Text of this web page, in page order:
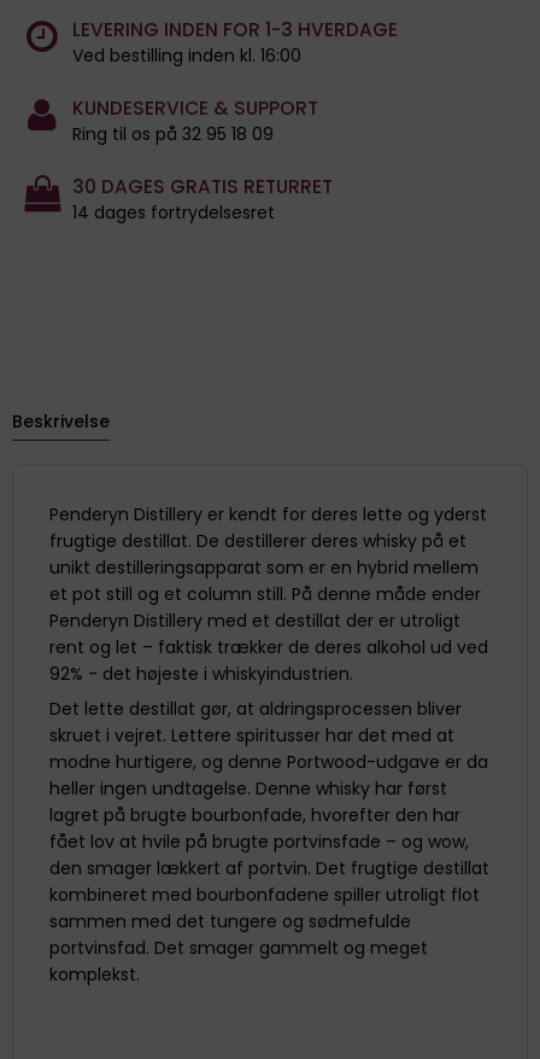
LEVERING INDEN FOR 1-3 HVERDAGE
Ved bestilling inden kl. 16:00
KUNDESERVICE & SUPPORT
Ring til os på 32 95 18 09
30 DAGES GRATIS RETURRET
14 dages fortrydelsesret
Beskrivelse
Penderyn Distillery er kendt for deres lette og yderst
frugtige destillat. De destillerer deres whisky på et
unikt destilleringsapparat som er en hybrid mellem
et pot still og et column still. På denne måde ender
Penderyn Distillery med et destillat der er utroligt
rent og let – faktisk trækker de deres alkohol ud ved
92% - det højeste i whiskyindustrien.
Det lette destillat gør, at aldringsprocessen bliver
skruet i vejret. Lettere spiritusser har det med at
modne hurtigere, og denne Portwood-udgave er da
heller ingen undtagelse. Denne whisky har først
lagret på brugte bourbonfade, hvorefter den har
fået lov at hvile på brugte portvinsfade – og wow,
den smager lækkert af portvin. Det frugtige destillat
kombineret med bourbonfadene spiller utroligt flot
sammen med det tungere og sødmefulde
portvinsfad. Det smager gammelt og meget
komplekst.